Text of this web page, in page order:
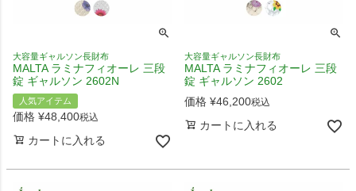
大容量ギャルソン長財布
MALTA ラミナフィオーレ 三段
錠 ギャルソン 2602N
人気アイテム
価格 ¥48,400税込
カートに入れる
大容量ギャルソン長財布
MALTA ラミナフィオーレ 三段
錠 ギャルソン 2602
価格 ¥46,200税込
カートに入れる